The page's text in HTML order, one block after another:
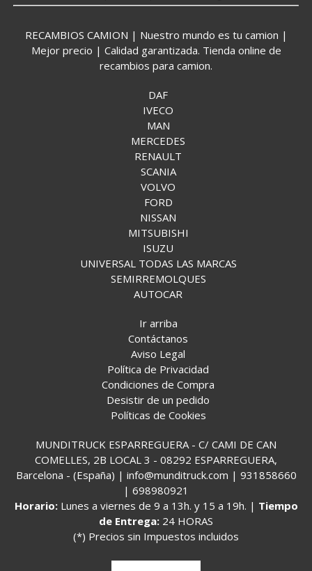
RECAMBIOS CAMION | Nuestro mundo es tu camion |
Mejor precio | Calidad garantizada. Tienda online de
recambios para camion.
DAF
IVECO
MAN
MERCEDES
RENAULT
SCANIA
VOLVO
FORD
NISSAN
MITSUBISHI
ISUZU
UNIVERSAL TODAS LAS MARCAS
SEMIRREMOLQUES
AUTOCAR
Ir arriba
Contáctanos
Aviso Legal
Política de Privacidad
Condiciones de Compra
Desistir de un pedido
Políticas de Cookies
MUNDITRUCK ESPARREGUERA - C/ CAMI DE CAN
COMELLES, 2B LOCAL 3 - 08292 ESPARREGUERA,
Barcelona - (España) | info@munditruck.com | 931858660
| 698980921
Horario: Lunes a viernes de 9 a 13h. y 15 a 19h. | Tiempo
de Entrega: 24 HORAS
(*) Precios sin Impuestos incluidos